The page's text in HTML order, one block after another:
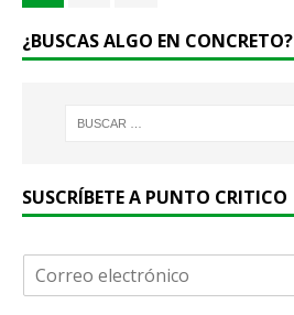
¿BUSCAS ALGO EN CONCRETO?
SUSCRÍBETE A PUNTO CRITICO